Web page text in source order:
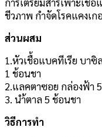
ชีวภาพ กำจัดโรคแคงเก
ส่วนผสม
1.หัวเชื้อแบคทีเรีย บา
1 ช้อนชา
2.แลคตาซอย กล่องฟ้า
3. นำ้ตาล 5 ช้อนชา
วิธีการทำ